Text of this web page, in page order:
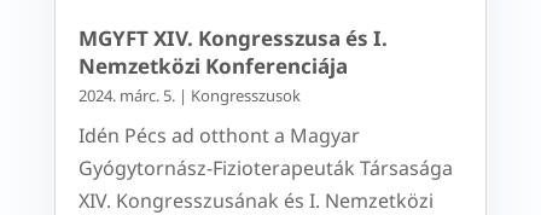
MGYFT XIV. Kongresszusa és I.
Nemzetközi Konferenciája
2024. márc. 5.| Kongresszusok
Idén Pécs ad otthont a Magyar
Gyógytornász-Fizioterapeuták Társasága
XIV. Kongresszusának és I. Nemzetközi